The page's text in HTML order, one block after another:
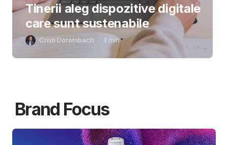
Tinerii aleg dispozitive digitale
care sunt sustenabile
Cristi Dorombach 3 min
Brand Focus